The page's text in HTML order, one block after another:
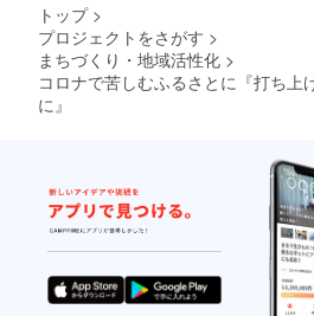
トップ >
プロジェクトをさがす >
まちづくり・地域活性化 >
コロナで苦しむふるさとに『打ち上
に』